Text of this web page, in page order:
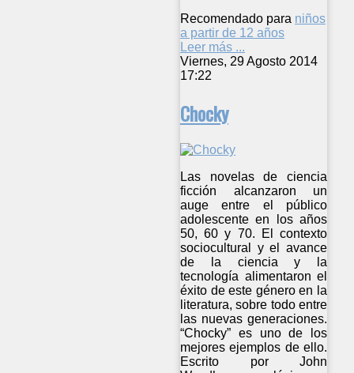
Recomendado para niños
a partir de 12 años
Leer más ...
Viernes, 29 Agosto 2014
17:22
Chocky
Las novelas de ciencia
ficción alcanzaron un
auge entre el público
adolescente en los años
50, 60 y 70. El contexto
sociocultural y el avance
de la ciencia y la
tecnología alimentaron el
éxito de este género en la
literatura, sobre todo entre
las nuevas generaciones.
“Chocky” es uno de los
mejores ejemplos de ello.
Escrito por John